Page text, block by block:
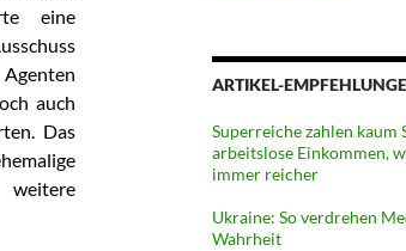
eine
auch
Das
ARTIKEL-
Superreiche zahlen kaum
arbeitslose Einkommen,
immer reicher
Ukraine: So verdrehen
Wahrheit